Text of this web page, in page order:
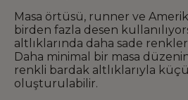
Masa örtüsü, runner ve
birden fazla desen
altlıklarında daha sade
Daha minimal bir masa
renkli bardak altlıklarıyla
oluşturulabilir.